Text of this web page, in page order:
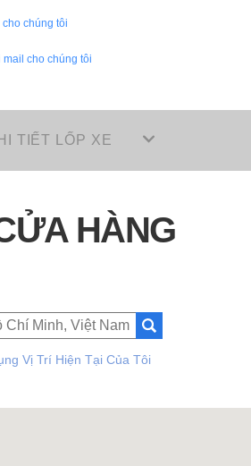
cho chúng tôi
mail cho chúng tôi
TIẾT LỐP XE
HÀNG
Vị Trí Hiện Tại Của Tôi